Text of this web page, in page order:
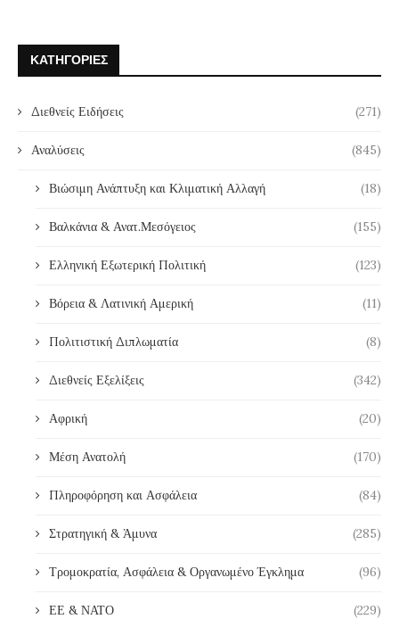
ΚΑΤΗΓΟΡΊΕΣ
Διεθνείς Ειδήσεις (271)
Αναλύσεις (845)
Βιώσιμη Ανάπτυξη και Κλιματική Αλλαγή (18)
Βαλκάνια & Ανατ.Μεσόγειος (155)
Ελληνική Εξωτερική Πολιτική (123)
Βόρεια & Λατινική Αμερική (11)
Πολιτιστική Διπλωματία (8)
Διεθνείς Εξελίξεις (342)
Αφρική (20)
Μέση Ανατολή (170)
Πληροφόρηση και Ασφάλεια (84)
Στρατηγική & Άμυνα (285)
Τρομοκρατία, Ασφάλεια & Οργανωμένο Έγκλημα (96)
ΕΕ & ΝΑΤΟ (229)